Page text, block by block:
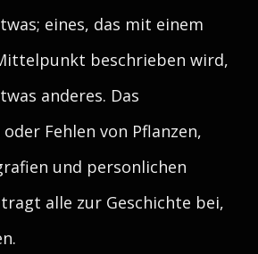
eines, das mit einem
beschrieben wird,
anderes. Das
Fehlen von Pflanzen,
und personlichen
alle zur Geschichte bei,